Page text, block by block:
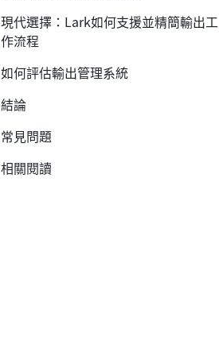
現代選擇：Lark如何支援並精簡輸出工
作流程
如何評估輸出管理系統
結論
常見問題
相關閱讀